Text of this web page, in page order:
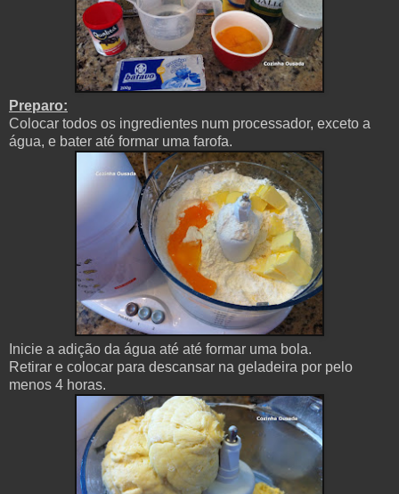
Preparo:
Colocar todos os ingredientes num processador, exceto a
água, e bater até formar uma farofa.
Inicie a adição da água até até formar uma bola.
Retirar e colocar para descansar na geladeira por pelo
menos 4 horas.